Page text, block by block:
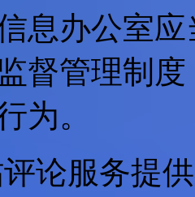
息办公室
督管理制
为。
论服务提